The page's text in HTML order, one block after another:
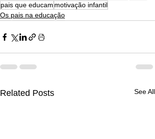
pais que educam motivação infantil
Os pais na educação
Related Posts See All